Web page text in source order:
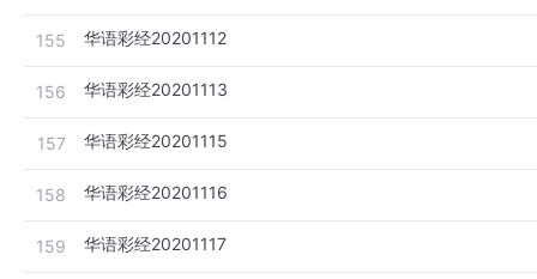
155 华语彩经20201112
156 华语彩经20201113
157 华语彩经20201115
158 华语彩经20201116
159 华语彩经20201117